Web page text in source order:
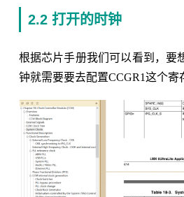
2.2 打开的时钟
根据芯片手册我们可以看到，要
钟就需要要去配置CCGR1这个寄